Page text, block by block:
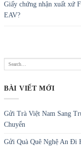
Giấy chứng nhận xuất xứ
EAV?
BÀI VIẾT MỚI
Gửi Trà Việt Nam Sang
Chuyển
Gửi Quà Quê Nghệ An Đi